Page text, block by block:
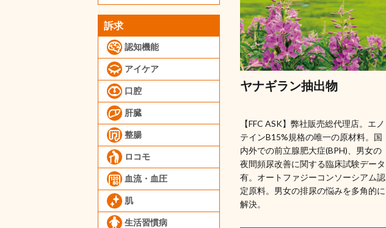
訴求
認知機能
アイケア
口腔
肝臓
整腸
ロコモ
血流・血圧
肌
生活習慣病
ヤナギラン抽出物
【FFC ASK】弊社販売総代理店。エノ
テインB15%規格の唯一の原材料。国
内外での前立腺肥大症(BPH)、男女の
夜間頻尿改善に関する臨床試験データ
有。オートファジーコンソーシアム認
定原料。男女の排尿の悩みを多角的に
解決。